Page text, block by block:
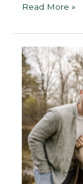
De
is
|
Fotoshoot
Drenthe
Read More »